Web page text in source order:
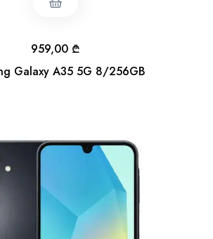
Galaxy A35 5G 8/256GB
959,00 ₾